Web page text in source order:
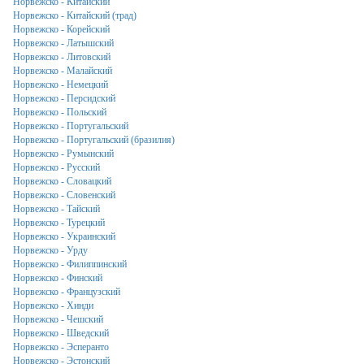
Норвежско - Китайский (трад)
Норвежско - Корейский
Норвежско - Латышский
Норвежско - Литовский
Норвежско - Малайский
Норвежско - Немецкий
Норвежско - Персидский
Норвежско - Польский
Норвежско - Португальский
Норвежско - Португальский (бразилия)
Норвежско - Румынский
Норвежско - Русский
Норвежско - Словацкий
Норвежско - Словенский
Норвежско - Тайский
Норвежско - Турецкий
Норвежско - Украинский
Норвежско - Урду
Норвежско - Филиппинский
Норвежско - Финский
Норвежско - Французский
Норвежско - Хинди
Норвежско - Чешский
Норвежско - Шведский
Норвежско - Эсперанто
Норвежско - Эстонский